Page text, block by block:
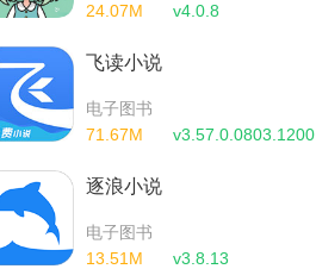
24.07M
v4.0.8
飞读小说
电子图书
71.67M
v3.57.0.0803.1200
逐浪小说
电子图书
13.51M
v3.8.13